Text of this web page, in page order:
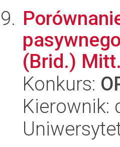
(Brid.)
Konkurs:
Kierownik: